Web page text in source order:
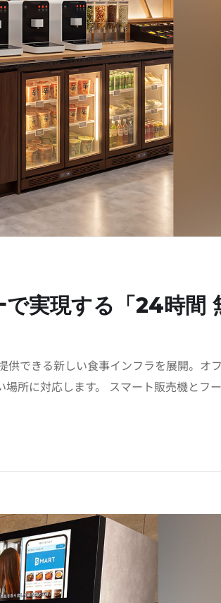
実現する「24時間
供できる新しい食事インフラを展開。オ
所に対応します。 スマート販売機とフ